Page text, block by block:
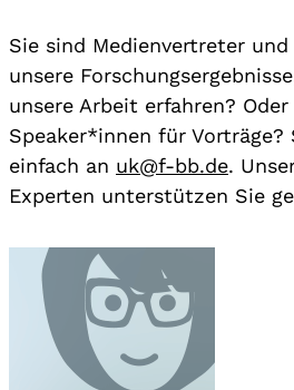
Sie sind Medienvertreter
unsere
unsere Arbeit erfahren?
Speaker*innen für Vorträge?
einfach an uk@f-bb.de.
Experten unterstützen Sie